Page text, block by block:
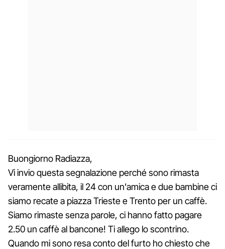
Buongiorno Radiazza,
Vi invio questa segnalazione perché sono rimasta
veramente allibita, il 24 con un'amica e due bambine ci
siamo recate a piazza Trieste e Trento per un caffè.
Siamo rimaste senza parole, ci hanno fatto pagare
2.50 un caffè al bancone! Ti allego lo scontrino.
Quando mi sono resa conto del furto ho chiesto che